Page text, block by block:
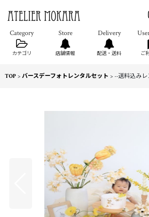
カテゴリ 店舗情報 配送・送料 ご
TOP > バースデーフォトレンタルセット > --送料込み